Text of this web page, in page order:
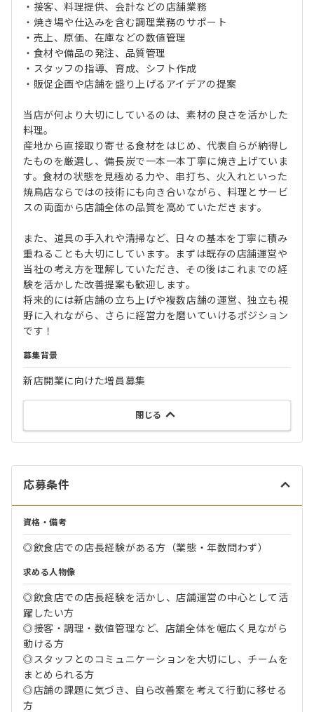
・接客、料理提供、会計などの店舗業務
・焼き場や仕込みを含む調理業務のサポート
・売上、原価、在庫などの数値管理
・食材や備品の発注、品質管理
・スタッフの指導、育成、シフト作成
・販促企画や店舗を盛り上げるアイデアの提案
当店が何より大切にしているのは、素材の良さを活かした
料理。
産地から直接取り寄せる食材をはじめ、代表自らが納得し
たものを厳選し、備長炭で一本一本丁寧に焼き上げていま
す。食材の状態を見極める力や、串打ち、火入れといった
焼鳥店ならではの技術にも向き合いながら、料理とサービ
スの両面から店舗全体の品質を高めていただきます。
また、道具の手入れや清掃など、日々の基本を丁寧に積み
重ねることも大切にしています。まずは既存の店舗運営や
当社の考え方を理解していただき、その後はこれまでの経
験を活かした改善提案も歓迎します。
将来的には新店舗の立ち上げや複数店舗の運営、独立も視
野に入れながら、さらに経営力を磨いていけるポジション
です！
募集背景
新店開業に向けた増員募集
閉じる
応募条件
資格・備考
◎飲食店での店長経験がある方（業態・年数問わず）
求める人物像
◎飲食店での店長経験を活かし、店舗運営の中心として活
躍したい方
◎接客・調理・数値管理など、店舗全体を幅広く見ながら
動ける方
◎スタッフとのコミュニケーションを大切にし、チームを
まとめられる方
◎店舗の課題に気づき、自ら改善案を考えて行動に移せる
方